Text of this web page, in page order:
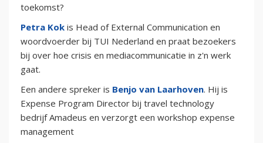
toekomst?
Petra Kok is Head of External Communication en
woordvoerder bij TUI Nederland en praat bezoekers
bij over hoe crisis en mediacommunicatie in z'n werk
gaat.
Een andere spreker is Benjo van Laarhoven. Hij is
Expense Program Director bij travel technology
bedrijf Amadeus en verzorgt een workshop expense
management